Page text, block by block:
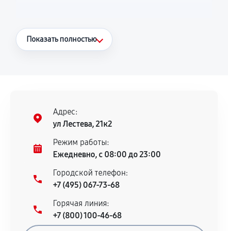
Что считается гарантийным случаем
нормальной эксплуатации в течение
гарантийного срока.
Несоответствие комплектующей заявленным
техническим характеристикам.
Документы для подтверждения
гарантии
Гарантийный талон.
Показать полностью
Адрес:
ул Лестева, 21к2
Режим работы:
Ежедневно, с 08:00 до 23:00
Городской телефон:
+7 (495) 067-73-68
Горячая линия:
+7 (800) 100-46-68